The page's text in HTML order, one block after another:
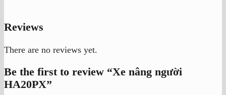
Reviews
There are no reviews yet.
Be the first to review “Xe nâng người
HA20PX”